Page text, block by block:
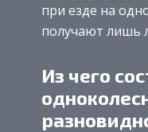
при езде на
получают лишь
Из чего